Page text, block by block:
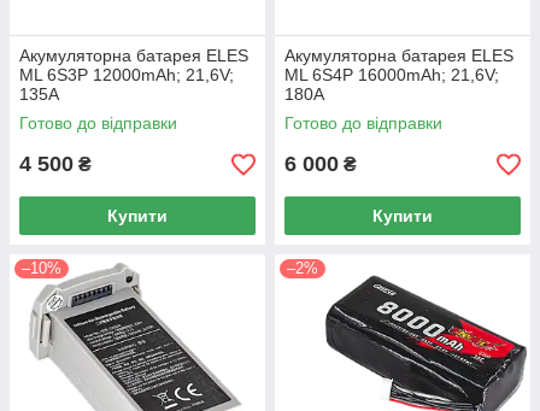
Акумуляторна батарея ELES
ML 6S3P 12000mAh; 21,6V;
135А
Готово до відправки
4 500 ₴
Купити
Акумуляторна батарея ELES
ML 6S4P 16000mAh; 21,6V;
180А
Готово до відправки
6 000 ₴
Купити
–10% –2%